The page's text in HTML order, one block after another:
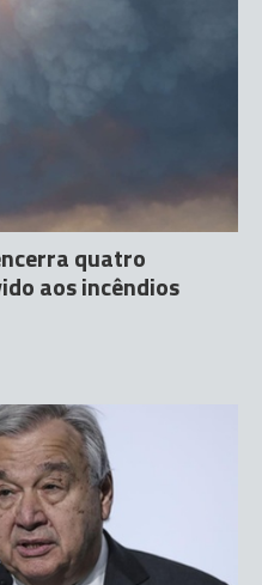
quatro
aos incêndios